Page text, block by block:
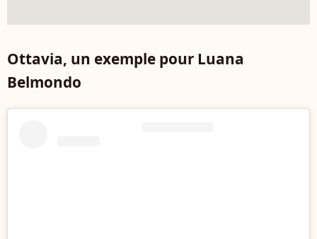
Ottavia, un exemple pour Luana
Belmondo